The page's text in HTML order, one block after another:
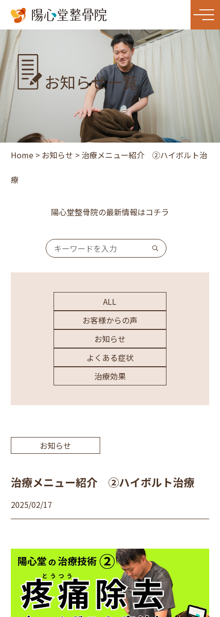
お知らせ一覧
Home > お知らせ > 治療メニュー紹介 ②ハイボルト治
療
陽心堂整骨院の最新情報はコチラ
ALL
お客様からの声
お知らせ
よくある症状
治療効果
お知らせ
治療メニュー紹介 ②ハイボルト治療
2025/02/17